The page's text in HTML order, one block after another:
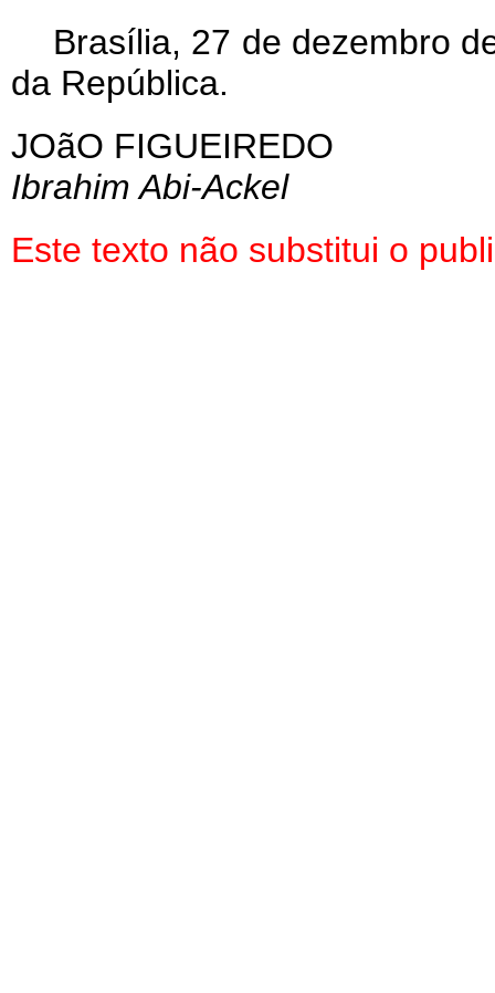
Brasília, 27 de dezembro
da República.
JOãO FIGUEIREDO
Ibrahim Abi-Ackel
Este texto não substitui o